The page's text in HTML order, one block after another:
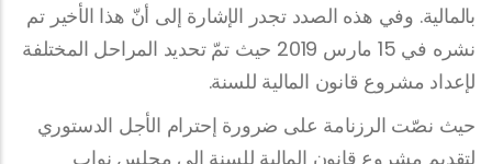
بالمالية. وفي هذه الصدد تجدر الإشارة إلى أنّ هذا الأخير تم
نشره في 15 مارس 2019 حيث تمّ تحديد المراحل المختلفة
لإعداد مشروع قانون المالية للسنة.
حيث نصّت الرزنامة على ضرورة إحترام الأجل الدستوري
لتقديم مشروع قانون المالية للسنة إلى مجلس نواب